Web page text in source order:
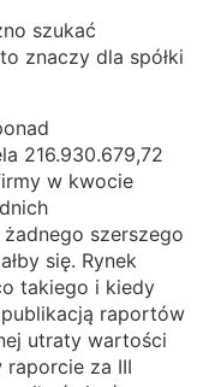
szukać
znaczy dla spółki
216.930.679,72
w kwocie
szerszego
się. Rynek
takiego i kiedy
raportów
utraty wartości
za III